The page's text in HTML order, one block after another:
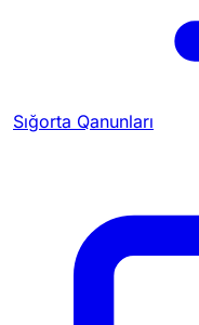
Sığorta Qanunları